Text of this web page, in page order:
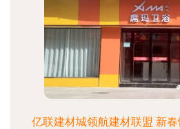
亿联建材城领航建材联盟 新